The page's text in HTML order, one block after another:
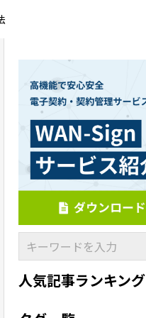
人気記事ランキング